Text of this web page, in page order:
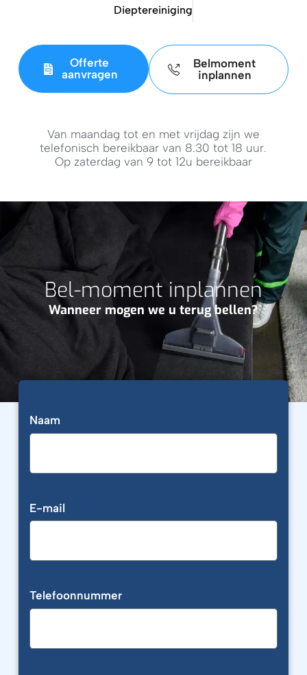
Dieptereiniging
Offerte
aanvragen
Belmoment
inplannen
Van maandag tot en met vrijdag zijn we
telefonisch bereikbaar van 8.30 tot 18 uur.
Op zaterdag van 9 tot 12u bereikbaar
Bel-moment inplannen
Wanneer mogen we u terug bellen?
Naam
E-mail
Telefoonnummer